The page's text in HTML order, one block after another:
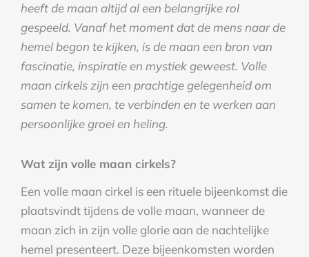
heeft de maan altijd al een belangrijke rol
gespeeld. Vanaf het moment dat de mens naar de
hemel begon te kijken, is de maan een bron van
fascinatie, inspiratie en mystiek geweest. Volle
maan cirkels zijn een prachtige gelegenheid om
samen te komen, te verbinden en te werken aan
persoonlijke groei en heling.
Wat zijn volle maan cirkels?
Een volle maan cirkel is een rituele bijeenkomst die
plaatsvindt tijdens de volle maan, wanneer de
maan zich in zijn volle glorie aan de nachtelijke
hemel presenteert. Deze bijeenkomsten worden